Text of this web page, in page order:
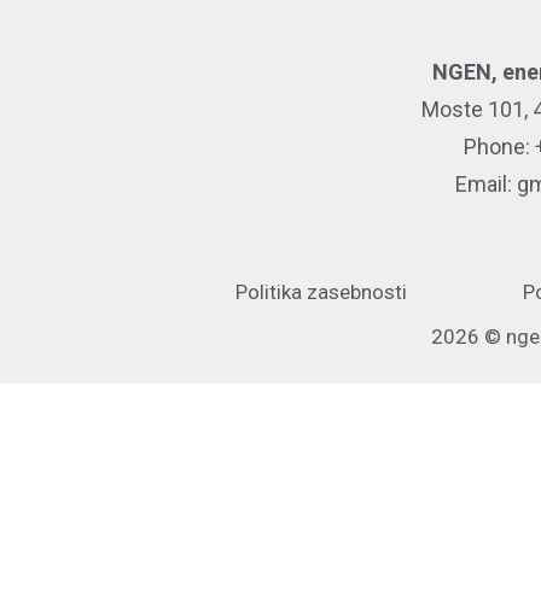
NGEN,
Moste 101,
Phone:
Email:
Politika zasebnosti
2026 ©